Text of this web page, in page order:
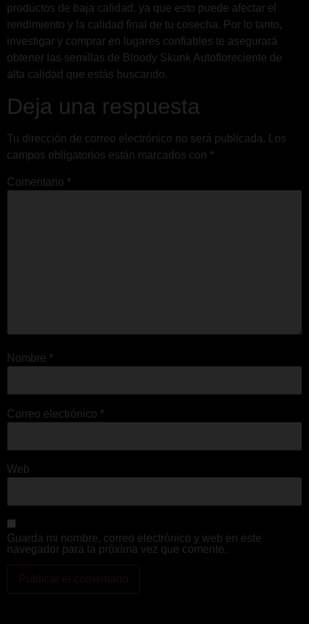
productos de baja calidad, ya que esto puede afectar el
rendimiento y la calidad final de tu cosecha. Por lo tanto,
investigar y comprar en lugares confiables te asegurará
obtener las semillas de Bloody Skunk Autofloreciente de
alta calidad que estás buscando.
Deja una respuesta
Tu dirección de correo electrónico no será publicada.
Los
campos obligatorios están marcados con *
Comentario *
Nombre *
Correo electrónico *
Web
Guarda mi nombre, correo electrónico y web en este
navegador para la próxima vez que comente.